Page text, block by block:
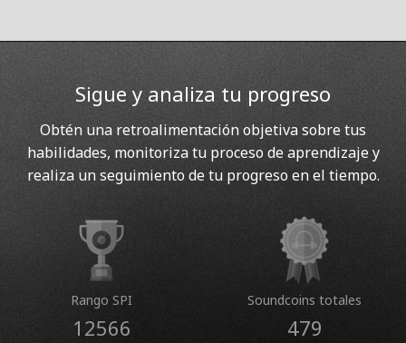
Sigue y analiza tu progreso
Obtén una retroalimentación objetiva sobre tus
habilidades, monitoriza tu proceso de aprendizaje y
realiza un seguimiento de tu progreso en el tiempo.
Rango SPI
12566
Soundcoins totales
479